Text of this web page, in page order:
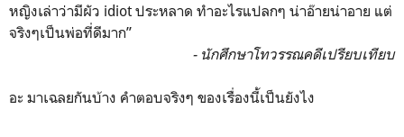
หญิงเล่าว่ามีผัว idiot ประหลาด ทำอะไรแปลกๆ น่าอ๊ายน่าอาย แต่
จริงๆเป็นพ่อที่ดีมาก”
- นักศึกษาโทวรรณคดีเปรียบเทียบ
อะ มาเฉลยกันบ้าง คำตอบจริงๆ ของเรื่องนี้เป็นยังไง